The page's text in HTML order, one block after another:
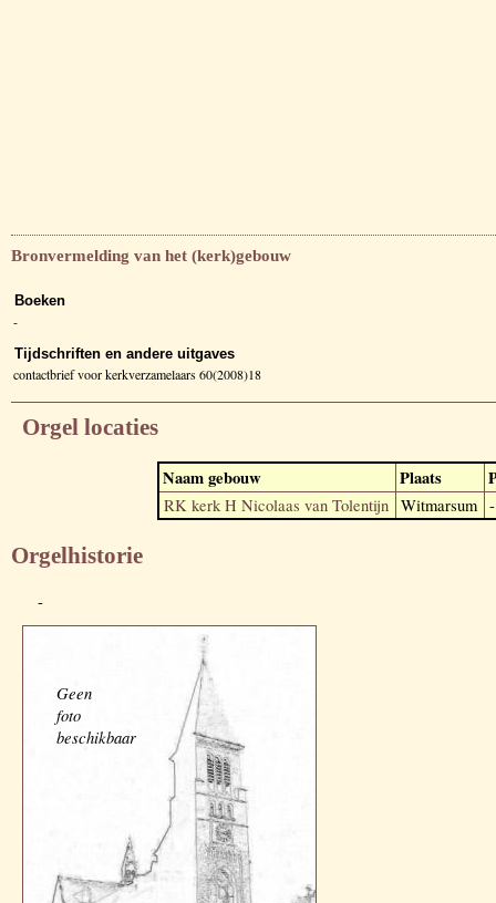
Bronvermelding van het (kerk)gebouw
Boeken
-
Tijdschriften en andere uitgaves
contactbrief voor kerkverzamelaars 60(2008)18
Orgel locaties
Naam gebouw Plaats
RK kerk H Nicolaas van Tolentijn Witmarsum -
Orgelhistorie
-
Geen
foto
beschikbaar